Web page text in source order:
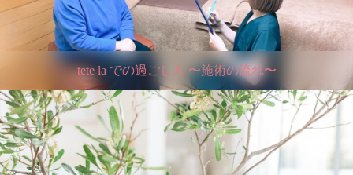
tete la での過ごし方 〜施術の流れ〜